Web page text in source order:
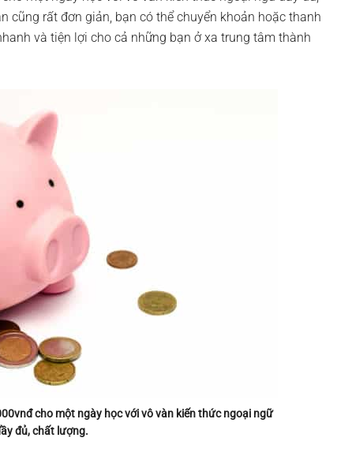
cũng rất đơn giản, bạn có thể chuyển khoản hoặc thanh
và tiện lợi cho cả những bạn ở xa trung tâm thành
cho một ngày học với vô vàn kiến thức ngoại ngữ
đủ, chất lượng.